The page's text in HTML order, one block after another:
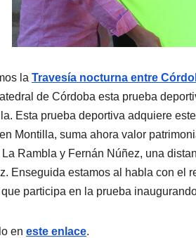
la Travesía nocturna entre
de Córdoba esta prueba
Esta prueba deportiva adquiere
Montilla, suma ahora valor
Rambla y Fernán Núñez, una
Enseguida estamos al habla con el
participa en la prueba
en este enlace.